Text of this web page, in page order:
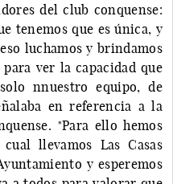
del club conquense:
tenemos que es única, y
luchamos y brindamos
ver la capacidad que
nnuestro equipo, de
en referencia a la
"Para ello hemos
llevamos Las Casas
y esperemos